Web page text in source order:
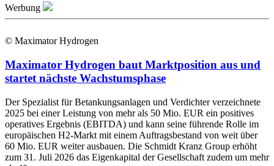
Werbung
© Maximator Hydrogen
Maximator Hydrogen baut Marktposition aus und
startet nächste Wachstumsphase
Der Spezialist für Betankungsanlagen und Verdichter verzeichnete
2025 bei einer Leistung von mehr als 50 Mio. EUR ein positives
operatives Ergebnis (EBITDA) und kann seine führende Rolle im
europäischen H2-Markt mit einem Auftragsbestand von weit über
60 Mio. EUR weiter ausbauen. Die Schmidt Kranz Group erhöht
zum 31. Juli 2026 das Eigenkapital der Gesellschaft zudem um mehr